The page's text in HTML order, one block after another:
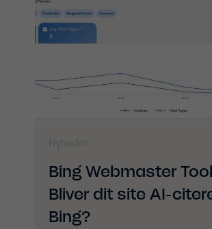
Bing Webmaster
Bliver dit site AI-
Bing?